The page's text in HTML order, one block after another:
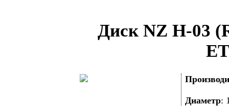
Диск NZ H-03
Диаметр: